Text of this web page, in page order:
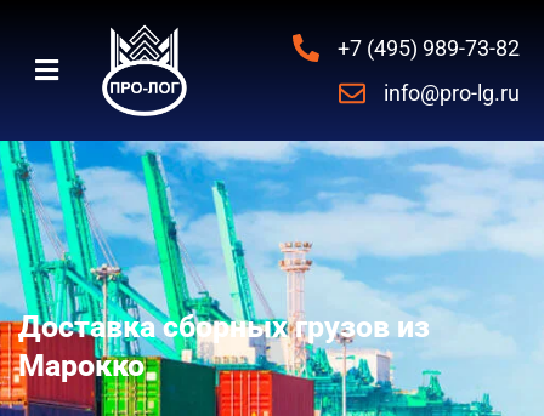
+7 (495) 989-73-82
info@pro-lg.ru
Доставка сборных грузов из
Марокко